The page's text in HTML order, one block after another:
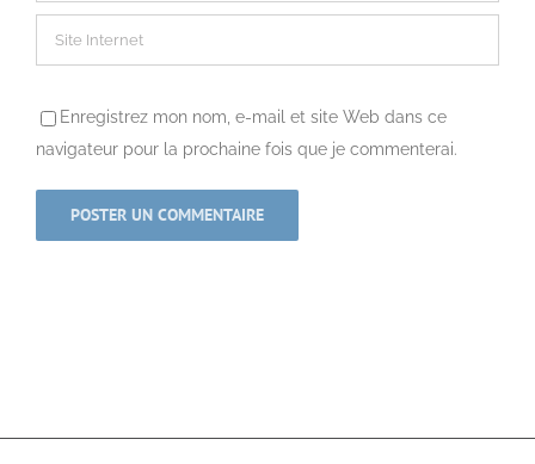
Enregistrez mon nom, e-mail et site Web dans ce
navigateur pour la prochaine fois que je commenterai.